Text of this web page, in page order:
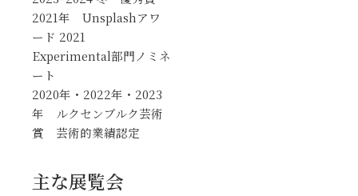
2021年 Unsplashアワ
ード 2021
Experimental部門ノミネ
ート
2020年・2022年・2023
年 ルクセンブルク芸術
賞 芸術的業績認定
主な展覧会